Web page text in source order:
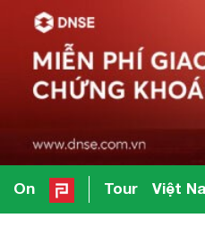
On Tour Việt